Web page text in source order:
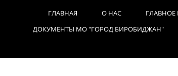
ГЛАВНАЯ О НАС ГЛАВНОЕ
ДОКУМЕНТЫ МО "ГОРОД БИРОБИДЖАН"